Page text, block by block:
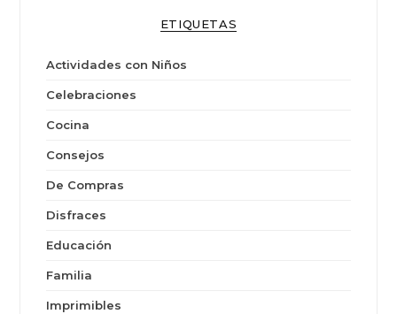
ETIQUETAS
Actividades con Niños
Celebraciones
Cocina
Consejos
De Compras
Disfraces
Educación
Familia
Imprimibles